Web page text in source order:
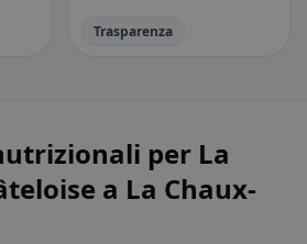
Trasparenza
per La
a La Chaux-